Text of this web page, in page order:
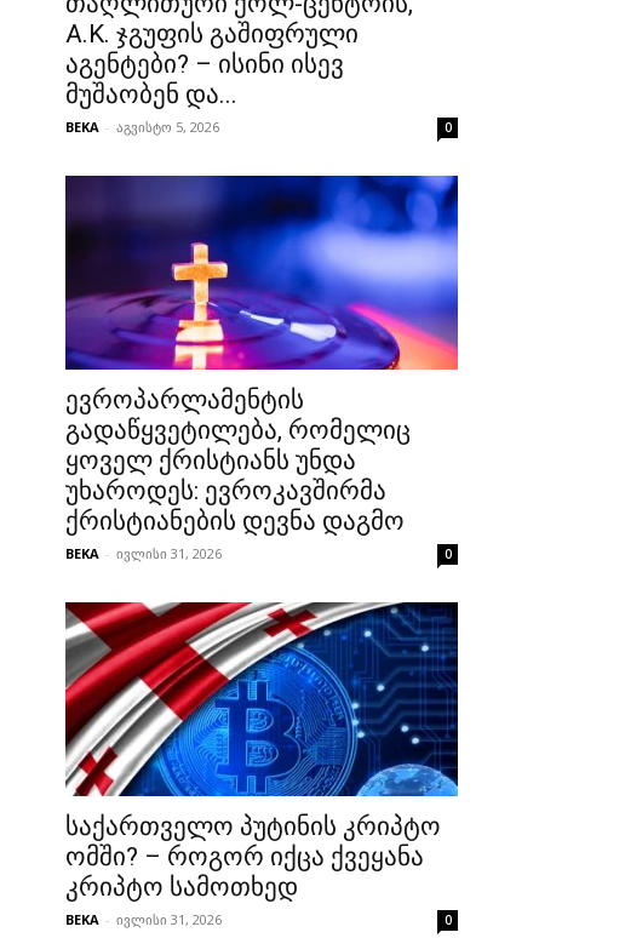
A.K. ჯგუფის გაშიფრული
აგენტები? – ისინი ისევ
მუშაობენ და...
BEKA - აგვისტო 5, 2026 0
ევროპარლამენტის
გადაწყვეტილება, რომელიც
ყოველ ქრისტიანს უნდა
უხაროდეს: ევროკავშირმა
ქრისტიანების დევნა დაგმო
BEKA - ივლისი 31, 2026 0
საქართველო პუტინის კრიპტო
ომში? – როგორ იქცა ქვეყანა
კრიპტო სამოთხედ
BEKA - ივლისი 31, 2026 0